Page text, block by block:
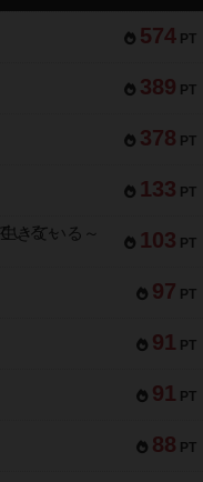
574 PT
389 PT
378 PT
133 PT
103 PT
きている～
97 PT
91 PT
91 PT
88 PT